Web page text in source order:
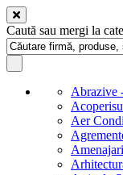
Caută sau mergi la
Abrazive
Aer